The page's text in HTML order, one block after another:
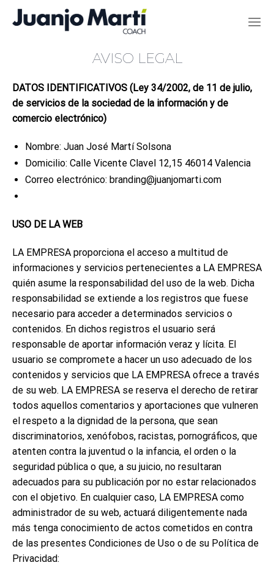
Saltar
AVISO LEGAL
DATOS IDENTIFICATIVOS (Ley 34/2002, de 11 de julio,
de servicios de la sociedad de la información y de
comercio electrónico)
Nombre: Juan José Martí Solsona
Domicilio: Calle Vicente Clavel 12,15 46014 Valencia
Correo electrónico: branding@juanjomarti.com
USO DE LA WEB
LA EMPRESA proporciona el acceso a multitud de
informaciones y servicios pertenecientes a LA EMPRESA
quién asume la responsabilidad del uso de la web. Dicha
responsabilidad se extiende a los registros que fuese
necesario para acceder a determinados servicios o
contenidos. En dichos registros el usuario será
responsable de aportar información veraz y lícita. El
usuario se compromete a hacer un uso adecuado de los
contenidos y servicios que LA EMPRESA ofrece a través
de su web. LA EMPRESA se reserva el derecho de retirar
todos aquellos comentarios y aportaciones que vulneren
el respeto a la dignidad de la persona, que sean
discriminatorios, xenófobos, racistas, pornográficos, que
atenten contra la juventud o la infancia, el orden o la
seguridad pública o que, a su juicio, no resultaran
adecuados para su publicación por no estar relacionados
con el objetivo. En cualquier caso, LA EMPRESA como
administrador de su web, actuará diligentemente nada
más tenga conocimiento de actos cometidos en contra
de las presentes Condiciones de Uso o de su Política de
Privacidad: